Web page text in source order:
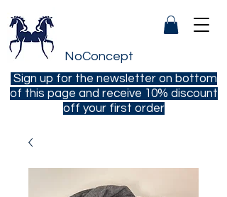
NoConcept
Sign up for the newsletter on bottom
of this page and receive 10% discount
off your first order